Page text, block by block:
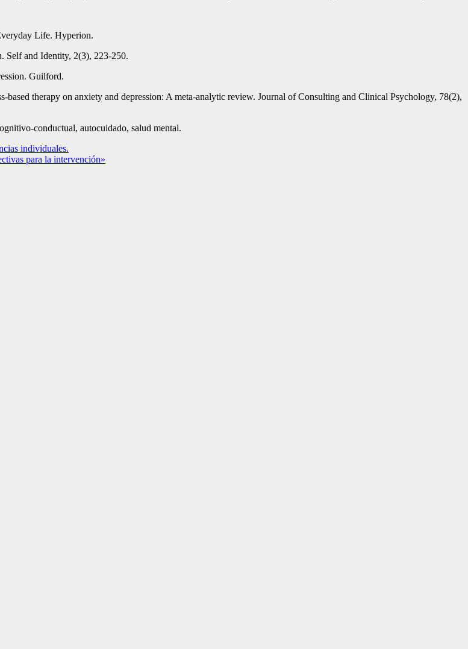
Life. Hyperion.
Self and Identity, 2(3), 223-250.
Guilford.
therapy on anxiety and depression: A meta-analytic review. Journal of Consulting and Clinical Psychology, 78(2),
conductual, autocuidado, salud mental.
individuales.
para la intervención»